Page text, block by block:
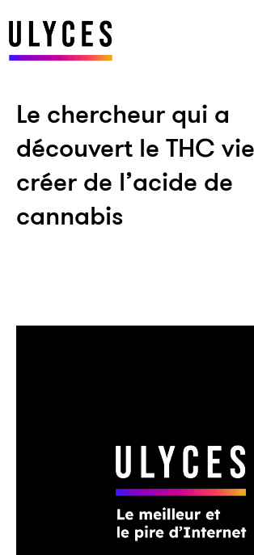
Le chercheur qui a
découvert le THC
créer de l’acide de
cannabis